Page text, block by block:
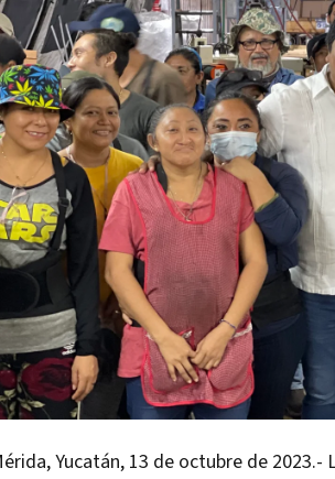
Yucatán, 13 de octubre de